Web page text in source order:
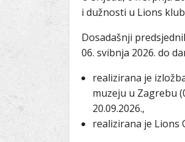
i dužnosti u Lions
Dosadašnji
06. svibnja 2026. do
realizirana je
muzeju u Zagrebu
20.09.2026.,
realizirana je Lions